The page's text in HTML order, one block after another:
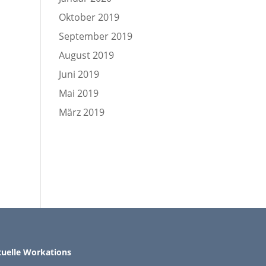
Oktober 2019
September 2019
August 2019
Juni 2019
Mai 2019
März 2019
Workations